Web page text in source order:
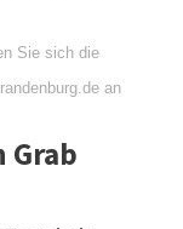
Sie sich die
an
Grab